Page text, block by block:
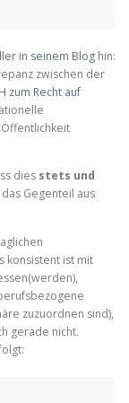
in seinem Blog hin:
zwischen der
zum Recht auf
dies stets und
Gegenteil aus
konsistent ist mit
zuzuordnen sind),
gerade nicht.